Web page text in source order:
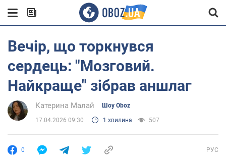
Вечір, що торкнувся
сердець: "Мозговий.
Найкраще" зібрав аншлаг
Катерина Малай Шоу Oboz
17.04.2026 09:30 1 хвилина 507
0 РУС